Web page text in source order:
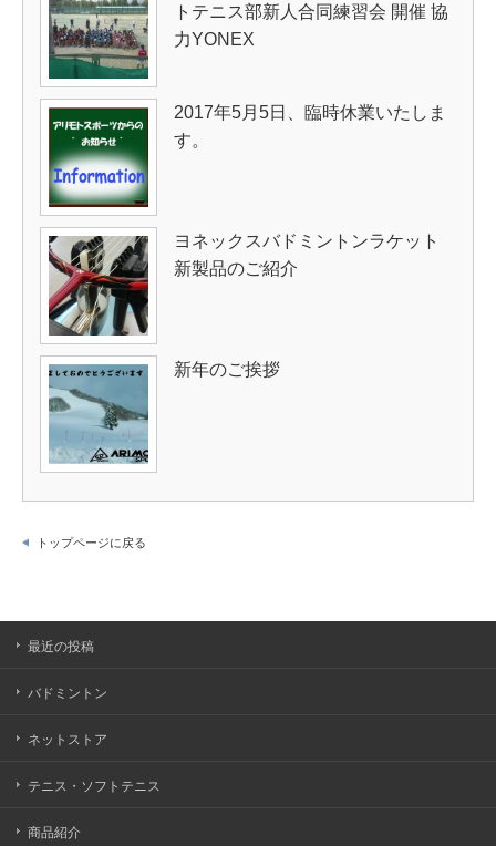
トテニス部新人合同練習会 開催 協
力YONEX
2017年5月5日、臨時休業いたしま
す。
ヨネックスバドミントンラケット
新製品のご紹介
新年のご挨拶
トップページに戻る
最近の投稿
バドミントン
ネットストア
テニス・ソフトテニス
商品紹介